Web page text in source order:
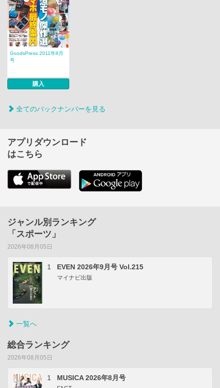
GoodsPress 2011年8月
号
購入
全てのバックナンバーを見る
アプリダウンロード
はこちら
ジャンル別ランキング
「スポーツ」
2026年08月05日
1 EVEN 2026年9月号 Vol.215
マイナビ出版
一覧へ
総合ランキング
2026年08月05日
1 MUSICA 2026年8月号